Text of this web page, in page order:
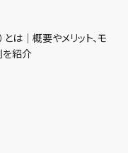
は｜概要やメリット、モ
を紹介